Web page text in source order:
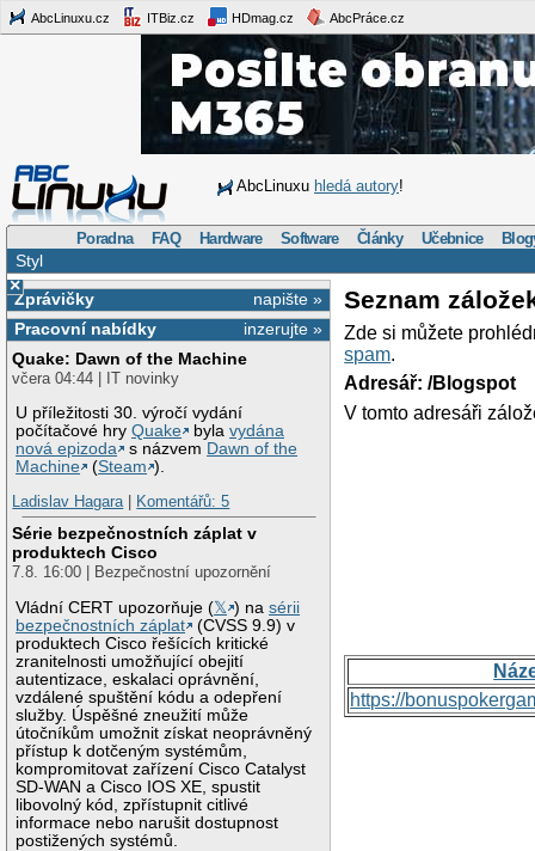
AbcLinuxu.cz ITBiz.cz HDmag.cz AbcPráce.cz
AbcLinuxu hledá autory!
Poradna FAQ Hardware Software Články Učebnice
Styl
×
napište »
Zprávičky
inzerujte »
Pracovní nabídky
Quake: Dawn of the Machine
včera 04:44 | IT novinky
U příležitosti 30. výročí vydání
počítačové hryQuake bylavydána
nová epizoda
s názvem Dawn of the
Machine
(Steam ).
Ladislav Hagara| Komentářů: 5
Série bezpečnostních záplat v
produktech Cisco
7.8. 16:00 | Bezpečnostní upozornění
Vládní CERT upozorňuje (𝕏 ) nasérii
bezpečnostních záplat
(CVSS 9.9) v
produktech Cisco řešících kritické
zranitelnosti umožňující obejití
autentizace, eskalaci oprávnění,
vzdálené spuštění kódu a odepření
služby. Úspěšné zneužití může
útočníkům umožnit získat neoprávněný
přístup k dotčeným systémům,
kompromitovat zařízení Cisco Catalyst
SD-WAN a Cisco IOS XE, spustit
libovolný kód, zpřístupnit citlivé
informace nebo narušit dostupnost
postižených systémů.
Seznam
Zde si můžete
spam.
Adresář: /Blogspot
V tomto adresáři
https://